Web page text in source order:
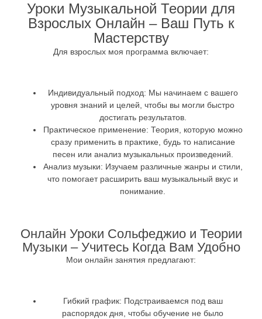
Уроки Музыкальной Теории для
Взрослых Онлайн – Ваш Путь к
Мастерству
Для взрослых моя программа включает:
Индивидуальный подход: Мы начинаем с вашего
уровня знаний и целей, чтобы вы могли быстро
достигать результатов.
Практическое применение: Теория, которую можно
сразу применить в практике, будь то написание
песен или анализ музыкальных произведений.
Анализ музыки: Изучаем различные жанры и стили,
что помогает расширить ваш музыкальный вкус и
понимание.
Онлайн Уроки Сольфеджио и Теории
Музыки – Учитесь Когда Вам Удобно
Мои онлайн занятия предлагают:
Гибкий график: Подстраиваемся под ваш
распорядок дня, чтобы обучение не было